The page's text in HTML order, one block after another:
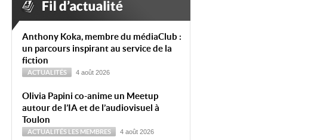
Anthony Koka, membre du médiaClub :
un parcours inspirant au service de la
fiction
ACTUALITÉS 4 août 2026
Olivia Papini co-anime un Meetup
autour de l’IA et de l’audiovisuel à
Toulon
ACTUALITÉS LES MEMBRES 4 août 2026